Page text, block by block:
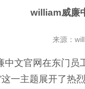
william威廉
来源：
文官网在东门员
一主题展开了